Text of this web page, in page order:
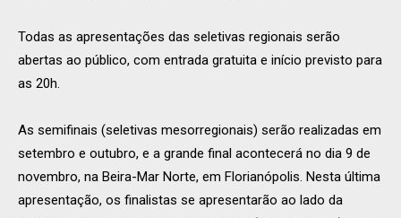
Todas as apresentações das seletivas regionais serão
abertas ao público, com entrada gratuita e início previsto para
as 20h.
As semifinais (seletivas mesorregionais) serão realizadas em
setembro e outubro, e a grande final acontecerá no dia 9 de
novembro, na Beira-Mar Norte, em Florianópolis. Nesta última
apresentação, os finalistas se apresentarão ao lado da